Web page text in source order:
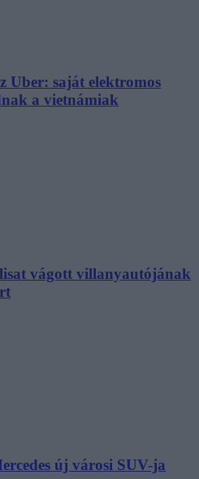
Uber: saját elektromos
a vietnámiak
vágott villanyautójának
új városi SUV-ja